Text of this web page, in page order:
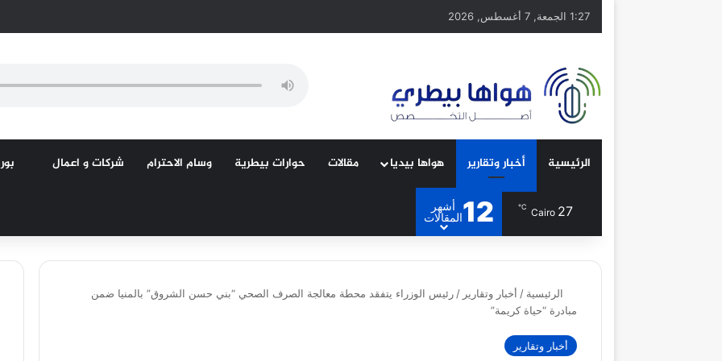
1:27 الجمعة, 7 أغسطس, 2026
الرئيسية أخبار وتقارير هواها بيديا مقالات حوارات بيطرية وسام الاحترام شركات و اعمال
Cairo 27
℃
12
أشهر
المقالات
الرئيسية / أخبار وتقارير / رئيس الوزراء يتفقد محطة معالجة الصرف الصحي “بني حسن الشروق” بالمنيا ضمن
مبادرة “حياة كريمة”
أخبار وتقارير